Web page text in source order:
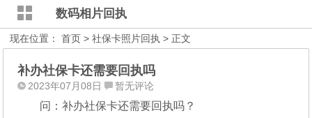
数码相片回执
现在位置：首页 >社保卡照片回执 > 正文
补办社保卡还需要回执吗
2023年07月08日 暂无评论
问：补办社保卡还需要回执吗？